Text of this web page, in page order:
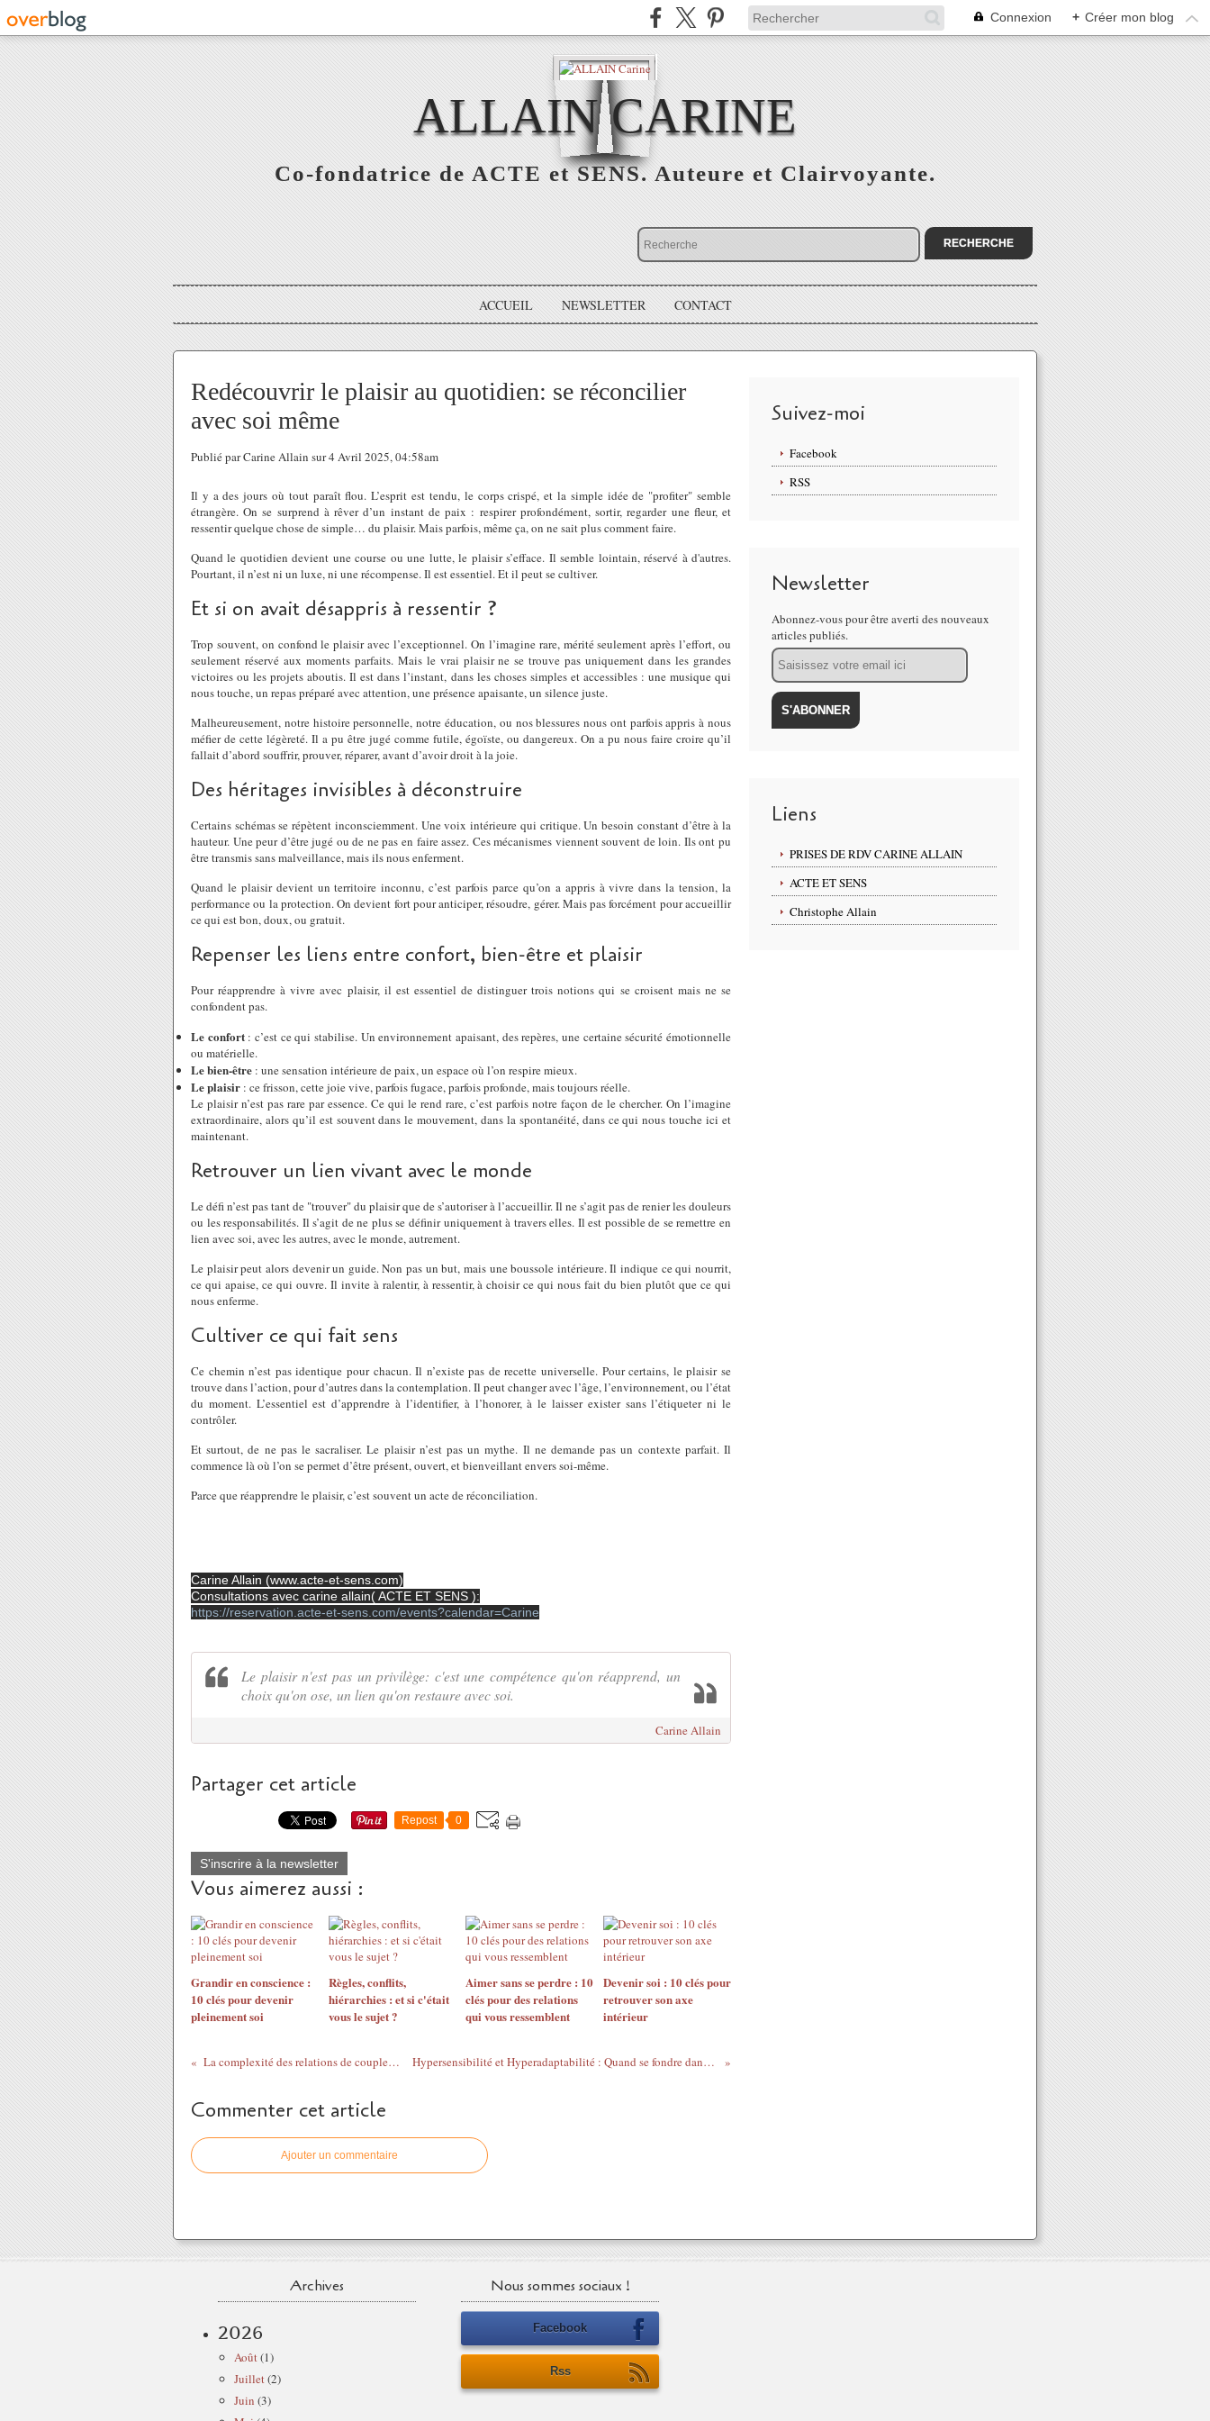
Connexion + Créer mon blog
ALLAIN CARINE
Co-fondatrice de ACTE et SENS. Auteure et Clairvoyante.
ACCUEIL NEWSLETTER CONTACT
Redécouvrir le plaisir au quotidien: se réconcilier
avec soi même
Publié par Carine Allain sur 4 Avril 2025, 04:58am
Il y a des jours où tout paraît flou. L’esprit est tendu, le corps crispé, et la simple idée de "profiter" semble
étrangère. On se surprend à rêver d’un instant de paix : respirer profondément, sortir, regarder une fleur, et
ressentir quelque chose de simple… du plaisir. Mais parfois, même ça, on ne sait plus comment faire.
Quand le quotidien devient une course ou une lutte, le plaisir s’efface. Il semble lointain, réservé à d'autres.
Pourtant, il n’est ni un luxe, ni une récompense. Il est essentiel. Et il peut se cultiver.
Et si on avait désappris à ressentir ?
Trop souvent, on confond le plaisir avec l’exceptionnel. On l’imagine rare, mérité seulement après l’effort, ou
seulement réservé aux moments parfaits. Mais le vrai plaisir ne se trouve pas uniquement dans les grandes
victoires ou les projets aboutis. Il est dans l’instant, dans les choses simples et accessibles : une musique qui
nous touche, un repas préparé avec attention, une présence apaisante, un silence juste.
Malheureusement, notre histoire personnelle, notre éducation, ou nos blessures nous ont parfois appris à nous
méfier de cette légèreté. Il a pu être jugé comme futile, égoïste, ou dangereux. On a pu nous faire croire qu’il
fallait d’abord souffrir, prouver, réparer, avant d’avoir droit à la joie.
Des héritages invisibles à déconstruire
Certains schémas se répètent inconsciemment. Une voix intérieure qui critique. Un besoin constant d’être à la
hauteur. Une peur d’être jugé ou de ne pas en faire assez. Ces mécanismes viennent souvent de loin. Ils ont pu
être transmis sans malveillance, mais ils nous enferment.
Quand le plaisir devient un territoire inconnu, c’est parfois parce qu’on a appris à vivre dans la tension, la
performance ou la protection. On devient fort pour anticiper, résoudre, gérer. Mais pas forcément pour accueillir
ce qui est bon, doux, ou gratuit.
Repenser les liens entre confort, bien-être et plaisir
Pour réapprendre à vivre avec plaisir, il est essentiel de distinguer trois notions qui se croisent mais ne se
confondent pas.
Le confort: c’est ce qui stabilise. Un environnement apaisant, des repères, une certaine sécurité émotionnelle
ou matérielle.
Le bien-être : une sensation intérieure de paix, un espace où l’on respire mieux.
Le plaisir : ce frisson, cette joie vive, parfois fugace, parfois profonde, mais toujours réelle.
Le plaisir n’est pas rare par essence. Ce qui le rend rare, c’est parfois notre façon de le chercher. On l’imagine
extraordinaire, alors qu’il est souvent dans le mouvement, dans la spontanéité, dans ce qui nous touche ici et
maintenant.
Retrouver un lien vivant avec le monde
Le défi n’est pas tant de "trouver" du plaisir que de s’autoriser à l’accueillir. Il ne s’agit pas de renier les douleurs
ou les responsabilités. Il s’agit de ne plus se définir uniquement à travers elles. Il est possible de se remettre en
lien avec soi, avec les autres, avec le monde, autrement.
Le plaisir peut alors devenir un guide. Non pas un but, mais une boussole intérieure. Il indique ce qui nourrit,
ce qui apaise, ce qui ouvre. Il invite à ralentir, à ressentir, à choisir ce qui nous fait du bien plutôt que ce qui
nous enferme.
Cultiver ce qui fait sens
Ce chemin n’est pas identique pour chacun. Il n’existe pas de recette universelle. Pour certains, le plaisir se
trouve dans l’action, pour d’autres dans la contemplation. Il peut changer avec l’âge, l’environnement, ou l’état
du moment. L’essentiel est d’apprendre à l’identifier, à l’honorer, à le laisser exister sans l’étiqueter ni le
contrôler.
Et surtout, de ne pas le sacraliser. Le plaisir n’est pas un mythe. Il ne demande pas un contexte parfait. Il
commence là où l’on se permet d’être présent, ouvert, et bienveillant envers soi-même.
Parce que réapprendre le plaisir, c’est souvent un acte de réconciliation.
Carine Allain (www.acte-et-sens.com)
Consultations avec carine allain( ACTE ET SENS ):
https://reservation.acte-et-sens.com/events?calendar=Carine
Le plaisir n'est pas un privilège: c'est une compétence qu'on réapprend, un
choix qu'on ose, un lien qu'on restaure avec soi.
Carine Allain
Partager cet article
Repost 0
S'inscrire à la newsletter
Vous aimerez aussi :
Grandir en conscience :
10 clés pour devenir
pleinement soi
Règles, conflits,
hiérarchies : et si c'était
vous le sujet ?
Aimer sans se perdre : 10
clés pour des relations
qui vous ressemblent
Devenir soi : 10 clés pour
retrouver son axe
intérieur
La complexité des relations de couple : entre stabilité et attentes Hypersensibilité et Hyperadaptabilité : Quand se fondre dans le monde devient un frein à soi-même
Commenter cet article
Ajouter un commentaire
Suivez-moi
Facebook
RSS
Newsletter
Abonnez-vous pour être averti des nouveaux
articles publiés.
Email
Liens
PRISES DE RDV CARINE ALLAIN
ACTE ET SENS
Christophe Allain
Archives
2026
Août(1)
Juillet(2)
Juin (3)
Nous sommes sociaux !
Facebook
Rss